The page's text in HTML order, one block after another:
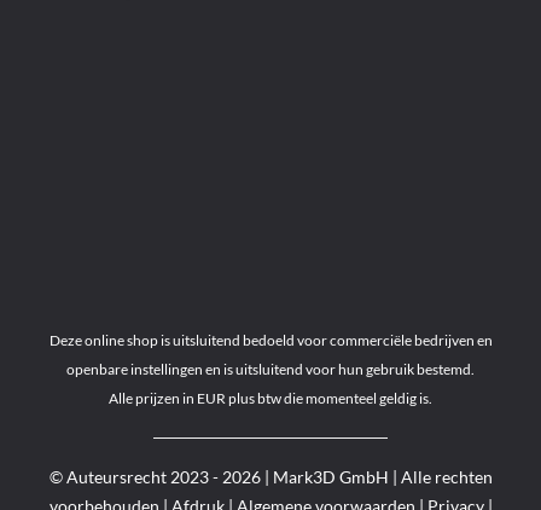
Deze online shop is uitsluitend bedoeld voor commerciële bedrijven en
openbare instellingen en is uitsluitend voor hun gebruik bestemd.
Alle prijzen in EUR plus btw die momenteel geldig is.
© Auteursrecht 2023 - 2026 | Mark3D GmbH | Alle rechten